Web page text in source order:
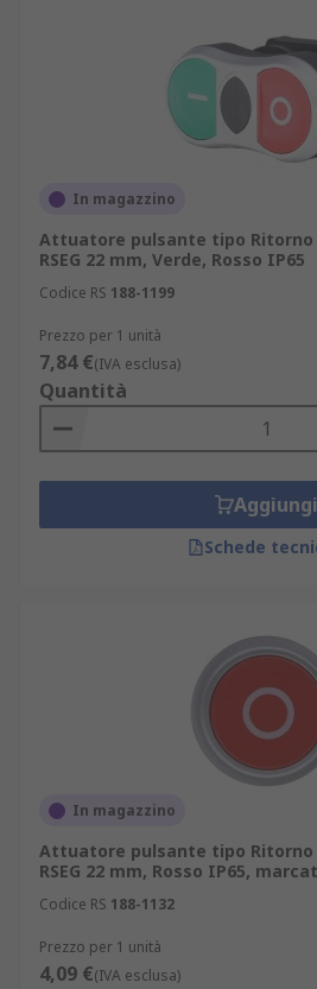
In magazzino
Attuatore pulsante tipo Ritorno
RSEG 22 mm, Verde, Rosso IP65
Codice RS 188-1199
Prezzo per 1 unità
7,84 €(IVA esclusa)
Quantità
Aggiungi
Schede
In magazzino
Attuatore pulsante tipo Ritorno
RSEG 22 mm, Rosso IP65,
Codice RS 188-1132
Prezzo per 1 unità
4,09 €(IVA esclusa)